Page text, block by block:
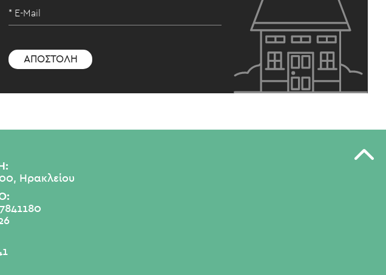
Ηρακλείου